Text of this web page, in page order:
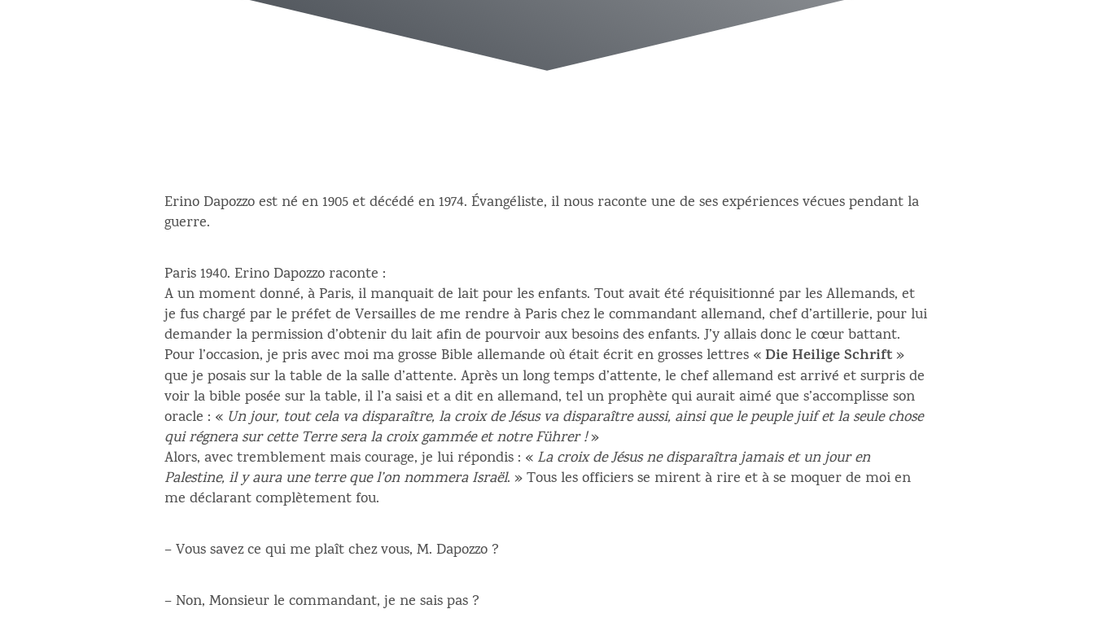
Erino Dapozzo est né en 1905 et décédé en 1974. Évangéliste, il nous raconte une de ses expériences vécues pendant la
guerre.
Paris 1940. Erino Dapozzo raconte :
A un moment donné, à Paris, il manquait de lait pour les enfants. Tout avait été réquisitionné par les Allemands, et
je fus chargé par le préfet de Versailles de me rendre à Paris chez le commandant allemand, chef d’artillerie, pour lui
demander la permission d’obtenir du lait afin de pourvoir aux besoins des enfants. J’y allais donc le cœur battant.
Pour l’occasion, je pris avec moi ma grosse Bible allemande où était écrit en grosses lettres «Die Heilige Schrift»
que je posais sur la table de la salle d’attente. Après un long temps d’attente, le chef allemand est arrivé et surpris de
voir la bible posée sur la table, il l’a saisi et a dit en allemand, tel un prophète qui aurait aimé que s’accomplisse son
oracle : « Un jour, tout cela va disparaître, la croix de Jésus va disparaître aussi, ainsi que le peuple juif et la seule chose
qui régnera sur cette Terre sera la croix gammée et notreFührer!»
Alors, avec tremblement mais courage, je lui répondis : « La croix de Jésus ne disparaîtra jamais et un jour en
Palestine, il y aura une terre que l’on nommera Israël. » Tous les officiers se mirent à rire et à se moquer de moi en
me déclarant complètement fou.
– Vous savez ce qui me plaît chez vous, M. Dapozzo ?
– Non, Monsieur le commandant, je ne sais pas ?